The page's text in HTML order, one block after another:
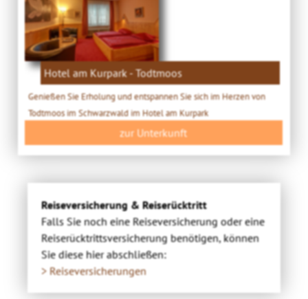
Hotel am Kurpark - Todtmoos
Genießen Sie Erholung und entspannen Sie sich im Herzen von
Todtmoos im Schwarzwald im Hotel am Kurpark
zur Unterkunft
Reiseversicherung & Reiserücktritt
Falls Sie noch eine Reiseversicherung oder eine
Reiserücktrittsversicherung benötigen, können
Sie diese hier abschließen:
> Reiseversicherungen